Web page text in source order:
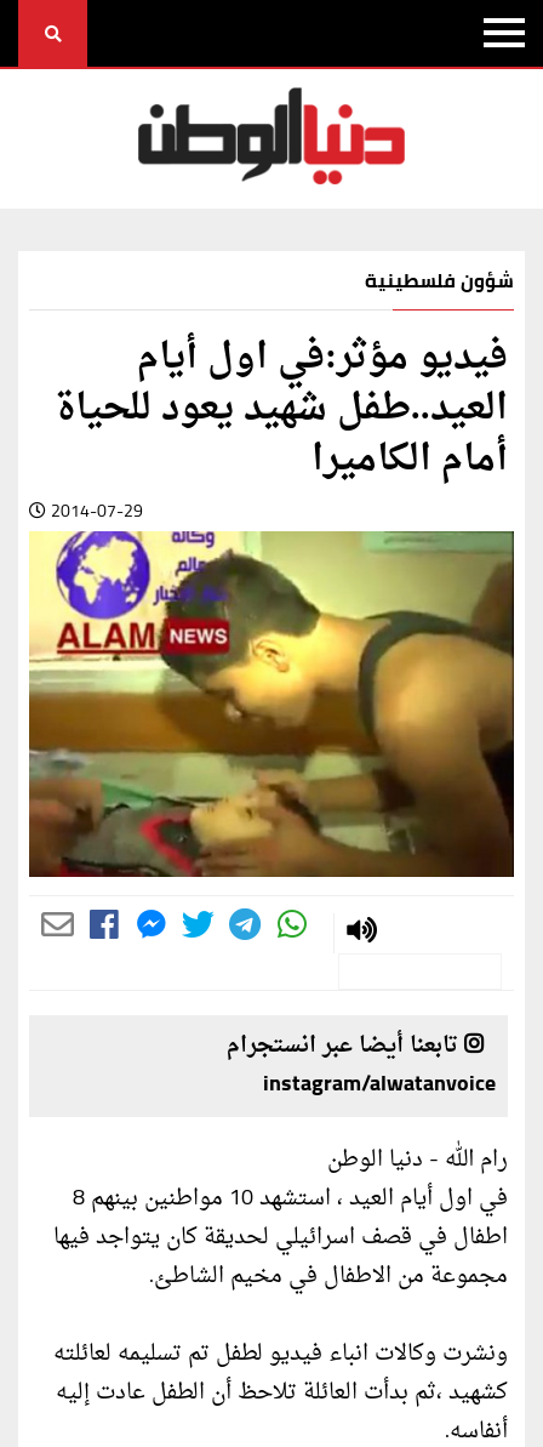
شؤون فلسطينية
فيديو مؤثر:في اول أيام
العيد..طفل شهيد يعود للحياة
أمام الكاميرا
2014-07-29
تابعنا أيضا عبر انستجرام
instagram/alwatanvoice
رام الله - دنيا الوطن
في اول أيام العيد ، استشهد 10 مواطنين بينهم 8
اطفال في قصف اسرائيلي لحديقة كان يتواجد فيها
مجموعة من الاطفال في مخيم الشاطئ.
ونشرت وكالات انباء فيديو لطفل تم تسليمه لعائلته
كشهيد ،ثم بدأت العائلة تلاحظ أن الطفل عادت إليه
أنفاسه.